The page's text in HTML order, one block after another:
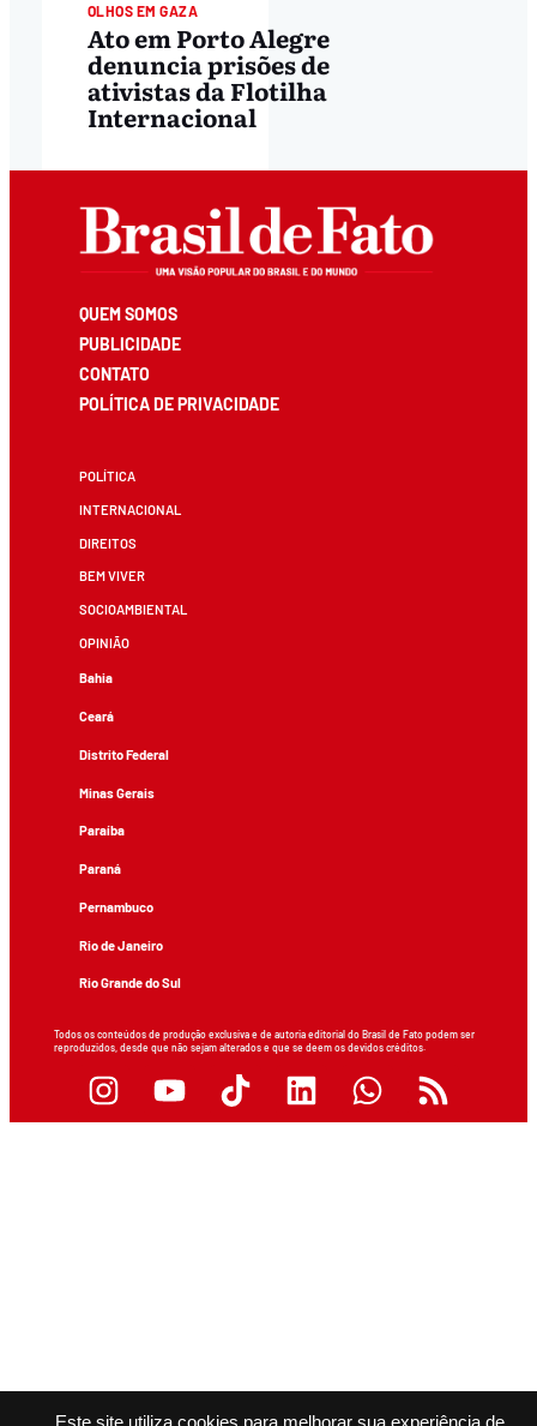
OLHOS EM GAZA
Ato em Porto Alegre
denuncia prisões de
ativistas da Flotilha
Internacional
QUEM SOMOS
PUBLICIDADE
CONTATO
POLÍTICA DE PRIVACIDADE
POLÍTICA
INTERNACIONAL
DIREITOS
BEM VIVER
SOCIOAMBIENTAL
OPINIÃO
Bahia
Ceará
Distrito Federal
Minas Gerais
Paraíba
Paraná
Pernambuco
Rio de Janeiro
Rio Grande do Sul
Todos os conteúdos de produção exclusiva e de autoria editorial do Brasil de Fato podem ser
reproduzidos, desde que não sejam alterados e que se deem os devidos créditos.